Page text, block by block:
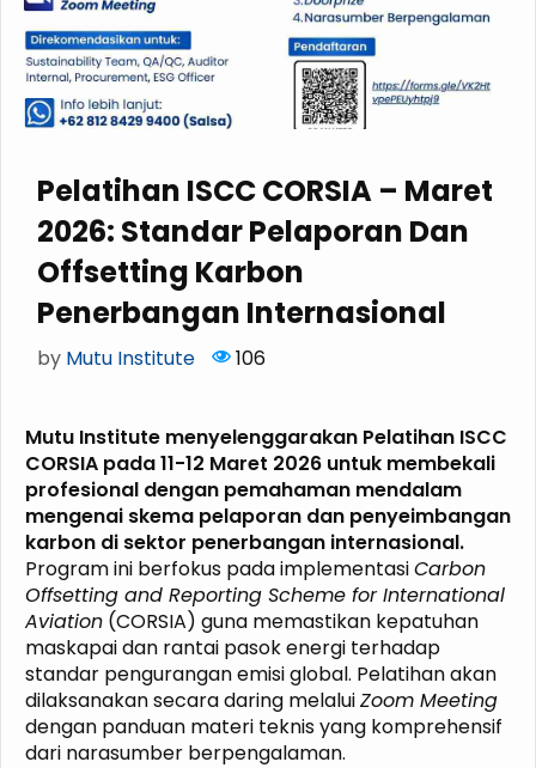
Pelatihan ISCC CORSIA – Maret
2026: Standar Pelaporan Dan
Offsetting Karbon
Penerbangan Internasional
by Mutu Institute 106
Mutu Institute menyelenggarakan Pelatihan ISCC
CORSIA pada 11-12 Maret 2026 untuk membekali
profesional dengan pemahaman mendalam
mengenai skema pelaporan dan penyeimbangan
karbon di sektor penerbangan internasional.
Program ini berfokus pada implementasiCarbon
Offsetting and Reporting Scheme for International
Aviation (CORSIA) guna memastikan kepatuhan
maskapai dan rantai pasok energi terhadap
standar pengurangan emisi global. Pelatihan akan
dilaksanakan secara daring melaluiZoom Meeting
dengan panduan materi teknis yang komprehensif
dari narasumber berpengalaman.